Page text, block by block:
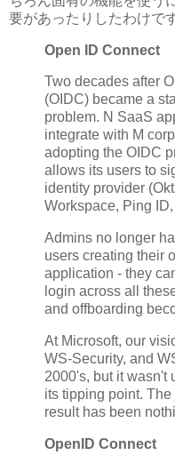
要があったりしたわけで
Open ID Connect
Two decades after
(OIDC) became a
problem. N SaaS
integrate with M
adopting the OIDC
allows its users to
identity provider
Workspace, Ping ID,
Admins no longer
users creating their
application - they
login across all
and offboarding
At Microsoft, our
WS-Security, and
2000's, but it wasn't
its tipping point.
result has been
OpenID Connect